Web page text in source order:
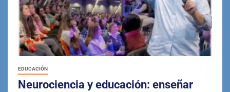
EDUCACIÓN
Neurociencia y educación: enseñar